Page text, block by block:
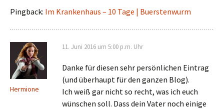
Pingback: Im Krankenhaus – 10 Tage | Buerstenwurm
Hermione
11. Juni 2016 um 5:00 p.m. Uhr
Danke für diesen sehr persönlichen Eintrag
(und überhaupt für den ganzen Blog).
Ich weiß gar nicht so recht, was ich euch
wünschen soll. Dass dein Vater noch einige